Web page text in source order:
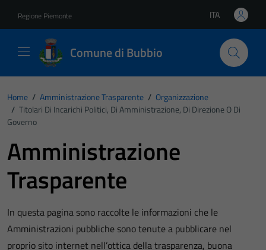
Regione Piemonte Lingua attiva:
ITA
Comune di Bubbio
Home / Amministrazione Trasparente / Organizzazione
/ Titolari Di Incarichi Politici, Di Amministrazione, Di Direzione O Di
Governo
Amministrazione
Trasparente
In questa pagina sono raccolte le informazioni che le
Amministrazioni pubbliche sono tenute a pubblicare nel
proprio sito internet nell’ottica della trasparenza, buona